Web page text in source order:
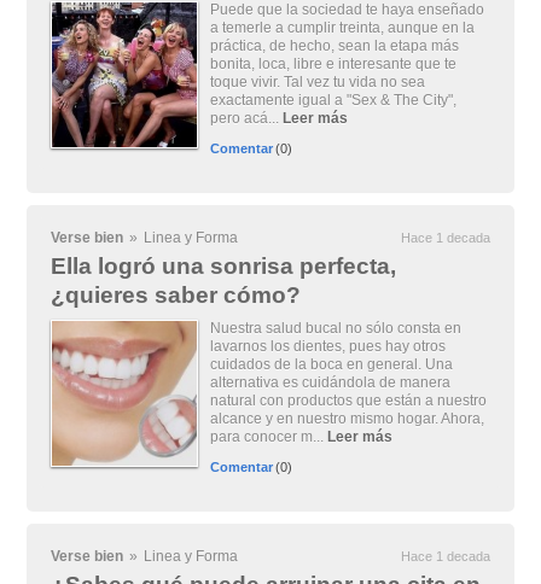
Puede que la sociedad te haya enseñado
a temerle a cumplir treinta, aunque en la
práctica, de hecho, sean la etapa más
bonita, loca, libre e interesante que te
toque vivir. Tal vez tu vida no sea
exactamente igual a "Sex & The City",
pero acá... Leer más
Comentar(0)
Verse bien » Linea y Forma Hace 1 decada
Ella logró una sonrisa perfecta,
¿quieres saber cómo?
Nuestra salud bucal no sólo consta en
lavarnos los dientes, pues hay otros
cuidados de la boca en general. Una
alternativa es cuidándola de manera
natural con productos que están a nuestro
alcance y en nuestro mismo hogar. Ahora,
para conocer m... Leer más
Comentar(0)
Verse bien » Linea y Forma Hace 1 decada